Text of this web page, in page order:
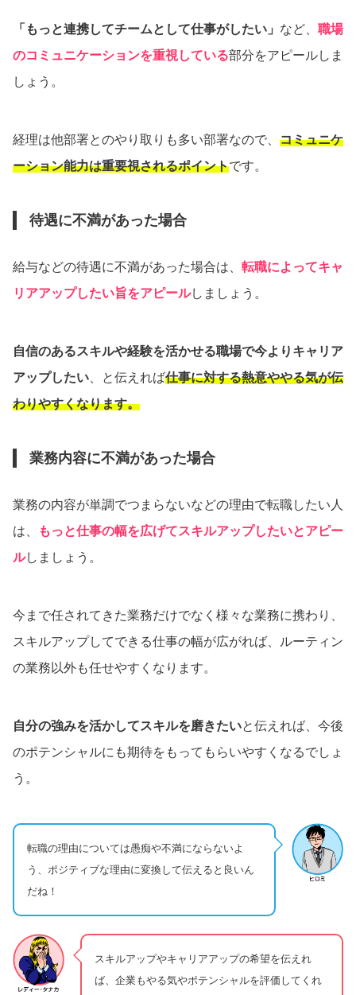
「もっと連携してチームとして仕事がしたい」 など、 職場
のコミュニケーションを重視している部分をアピールしま
しょう。
経理は他部署とのやり取りも多い部署なので、 コミュニケ
ーション能力は重要視されるポイントです。
待遇に不満があった場合
給与などの待遇に不満があった場合は、 転職によってキャ
リアアップしたい旨をアピールしましょう。
自信のあるスキルや経験を活かせる職場で今よりキャリア
アップしたい 、と伝えれば仕事に対する熱意ややる気が伝
わりやすくなります。
業務内容に不満があった場合
業務の内容が単調でつまらないなどの理由で転職したい人
は、
もっと仕事の幅を広げてスキルアップしたいとアピー
ルしましょう。
今まで任されてきた業務だけでなく様々な業務に携わり、
スキルアップしてできる仕事の幅が広がれば、ルーティン
の業務以外も任せやすくなります。
自分の強みを活かしてスキルを磨きたいと伝えれば、今後
のポテンシャルにも期待をもってもらいやすくなるでしょ
う。
転職の理由については愚痴や不満にならないよ
う、ポジティブな理由に変換して伝えると良いん
だね！
スキルアップやキャリアアップの希望を伝えれ
ば、企業もやる気やポテンシャルを評価してくれ